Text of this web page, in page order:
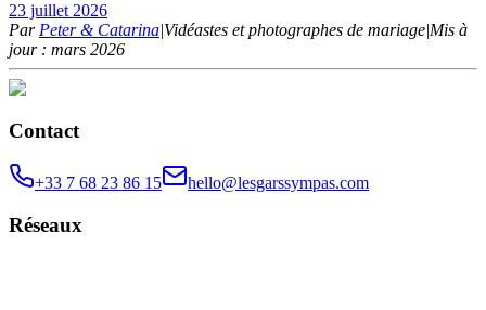
23 juillet 2026
Par Peter & Catarina|Vidéastes et photographes de mariage|Mis à
jour : mars 2026
Contact
+33 7 68 23 86 15 hello@lesgarssympas.com
Réseaux